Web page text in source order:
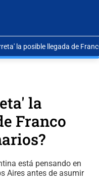
la posible llegada de
la
Franco
está pensando en
Aires antes de asumir